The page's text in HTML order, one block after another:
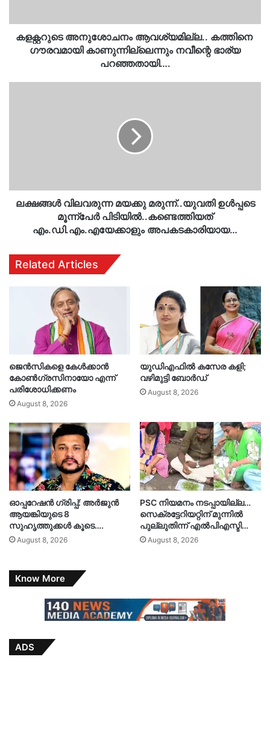
ഭാര്യ
പറഞ്ഞതായി….
കളക്റ്ററുടെ അനുശോചനം ആവശ്യമില്ല.. കത്തിനെ ​
ഗൗരവമായി കാണുന്നില്ലെന്നും നവീന്റെ ഭാര്യ
പറഞ്ഞതായി….
അപകടകാരിയായ…
ലക്ഷങ്ങൾ വിലവരുന്ന മയക്കു മരുന്ന്..യുവതി ഉൾപ്പടെ
മൂന്ന്‌പേർ പിടിയിൽ..കണ്ടെത്തിയത്
എം.ഡി.എം.എയേക്കാളും അപകടകാരിയായ…
Related Articles
ജെൻസികളെ കേൾക്കാൻ
കോൺഗ്രസിനായോ എന്ന്
പരിശോധിക്കണം
August 8, 2026
യുഡിഎഫിൽ കസേര കളി;
വഴിമുട്ടി ബോർഡ്
August 8, 2026
ഓപ്പറേഷൻ ഗ്രിപ്പ്: അർജുൻ
ആയങ്കിയുടെ 8
സുഹൃത്തുക്കൾ കൂടെ….
August 8, 2026
PSC നിയമനം നടപ്പായില്ല…
സെക്രട്ടേറിയറ്റിന് മുന്നിൽ
പുല്ലുതിന്ന് എൽപിഎസ്ടി…
August 8, 2026
Know More
ADS